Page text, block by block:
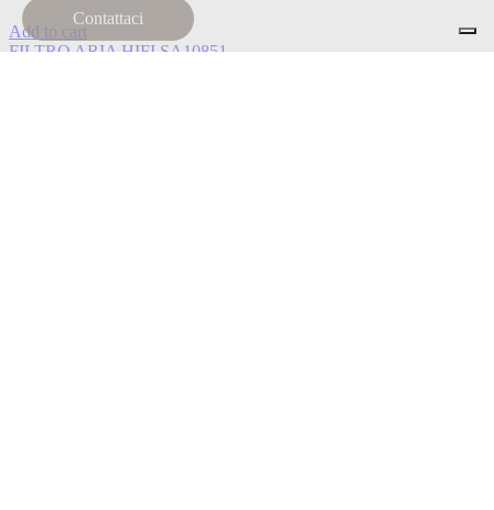
Add to cart
FILTRO ARIA HIFI SA10851
Contattaci